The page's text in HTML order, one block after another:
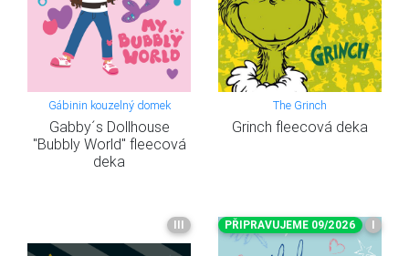
Gábinin kouzelný domek
Gabby´s Dollhouse
"Bubbly World" fleecová
deka
The Grinch
Grinch fleecová deka
III PŘIPRAVUJEME 09/2026 I